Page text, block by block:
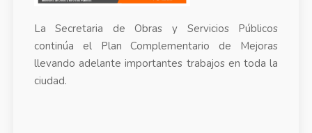
La Secretaria de Obras y Servicios Públicos
continúa el Plan Complementario de Mejoras
llevando adelante importantes trabajos en toda la
ciudad.